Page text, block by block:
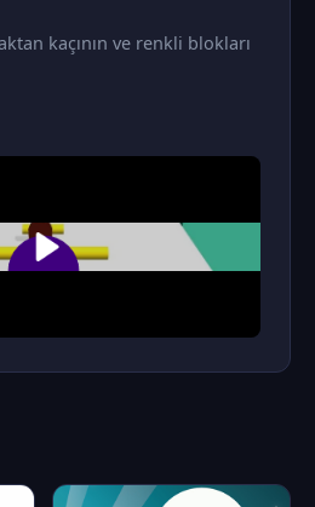
kaçının ve renkli blokları